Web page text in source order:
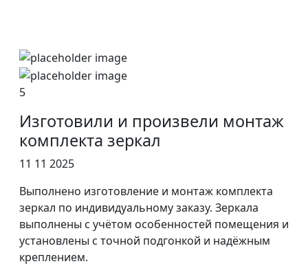
5
Изготовили и произвели монтаж
комплекта зеркал
11 11 2025
Выполнено изготовление и монтаж комплекта
зеркал по индивидуальному заказу. Зеркала
выполнены с учётом особенностей помещения и
установлены с точной подгонкой и надёжным
креплением.